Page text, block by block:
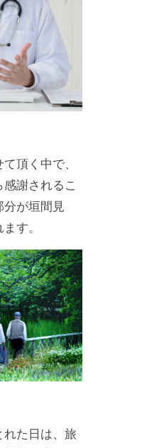
頂く中で、
謝されるこ
分が垣間見
す。
れた日は、旅